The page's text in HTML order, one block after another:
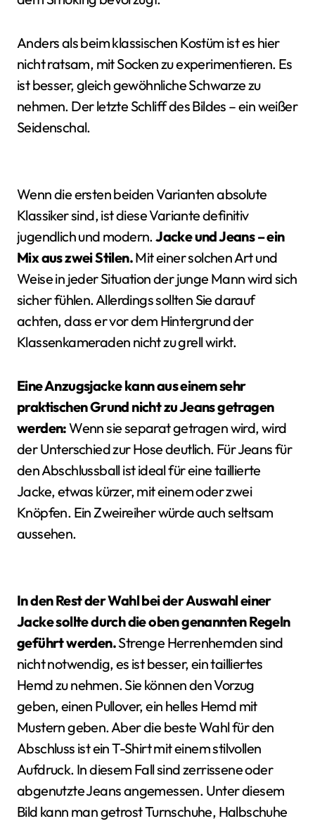
Anders als beim klassischen Kostüm ist es hier
nicht ratsam, mit Socken zu experimentieren. Es
ist besser, gleich gewöhnliche Schwarze zu
nehmen. Der letzte Schliff des Bildes – ein weißer
Seidenschal.
Wenn die ersten beiden Varianten absolute
Klassiker sind, ist diese Variante definitiv
jugendlich und modern.Jacke und Jeans – ein
Mix aus zwei Stilen.Mit einer solchen Art und
Weise in jeder Situation der junge Mann wird sich
sicher fühlen. Allerdings sollten Sie darauf
achten, dass er vor dem Hintergrund der
Klassenkameraden nicht zu grell wirkt.
Eine Anzugsjacke kann aus einem sehr
praktischen Grund nicht zu Jeans getragen
werden:Wenn sie separat getragen wird, wird
der Unterschied zur Hose deutlich. Für Jeans für
den Abschlussball ist ideal für eine taillierte
Jacke, etwas kürzer, mit einem oder zwei
Knöpfen. Ein Zweireiher würde auch seltsam
aussehen.
In den Rest der Wahl bei der Auswahl einer
Jacke sollte durch die oben genannten Regeln
geführt werden.Strenge Herrenhemden sind
nicht notwendig, es ist besser, ein tailliertes
Hemd zu nehmen. Sie können den Vorzug
geben, einen Pullover, ein helles Hemd mit
Mustern geben. Aber die beste Wahl für den
Abschluss ist ein T-Shirt mit einem stilvollen
Aufdruck. In diesem Fall sind zerrissene oder
abgenutzte Jeans angemessen. Unter diesem
Bild kann man getrost Turnschuhe, Halbschuhe